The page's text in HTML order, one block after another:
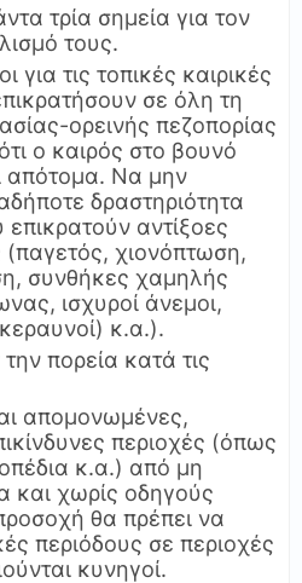
τρία σημεία για τον
τους.
για τις τοπικές καιρικές
σε όλη τη
ορεινής πεζοπορίας
ο καιρός στο βουνό
απότομα. Να μην
δραστηριότητα
επικρατούν αντίξοες
(παγετός, χιονόπτωση,
συνθήκες χαμηλής
ισχυροί άνεμοι,
κ.α.).
πορεία κατά τις
απομονωμένες,
περιοχές (όπως
κ.α.) από μη
και χωρίς οδηγούς
θα πρέπει να
περιόδους σε περιοχές
κυνηγοί.